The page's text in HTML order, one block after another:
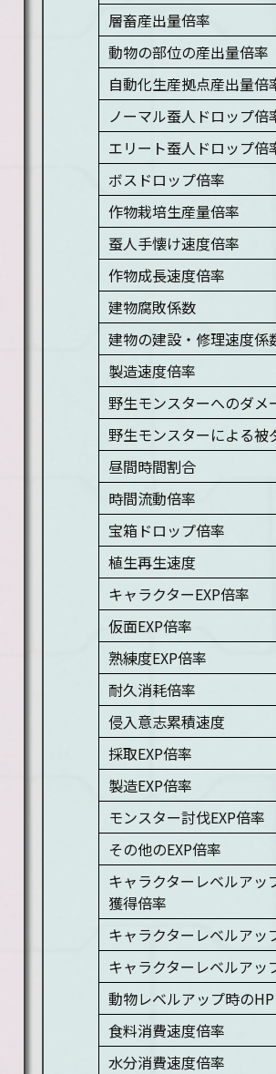
層畜産出量倍率
動物の部位の産出量倍率
自動化生産拠点産出量倍
ノーマル蚕人ドロップ倍
エリート蚕人ドロップ倍
ボスドロップ倍率
作物栽培生産量倍率
蚕人手懐け速度倍率
作物成長速度倍率
建物腐敗係数
建物の建設・修理速度係
製造速度倍率
野生モンスターへのダメ
野生モンスターによる被
昼間時間割合
時間流動倍率
宝箱ドロップ倍率
植生再生速度
キャラクターEXP倍率
仮面EXP倍率
熟練度EXP倍率
耐久消耗倍率
侵入意志累積速度
採取EXP倍率
製造EXP倍率
モンスター討伐EXP倍率
その他のEXP倍率
キャラクターレベルアッ
獲得倍率
キャラクターレベルアッ
キャラクターレベルアッ
動物レベルアップ時の
食料消費速度倍率
水分消費速度倍率